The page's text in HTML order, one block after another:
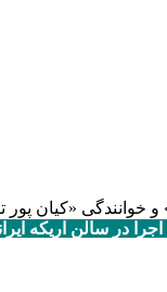
تاریخ ۲ و ۳ بهمن ماه در